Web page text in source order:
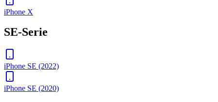
iPhone X
SE-Serie
iPhone SE (2022)
iPhone SE (2020)